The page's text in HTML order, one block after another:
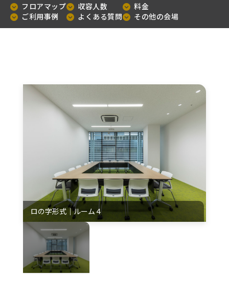
i
フロアマップ 収容人数
料金
ご利用事例
よくある質問 その他の会場
ロの字形式│ルーム４